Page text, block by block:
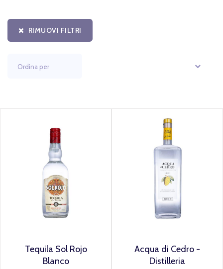
RIMUOVI FILTRI
Tequila Sol Rojo
Blanco
Acqua di Cedro -
Distilleria